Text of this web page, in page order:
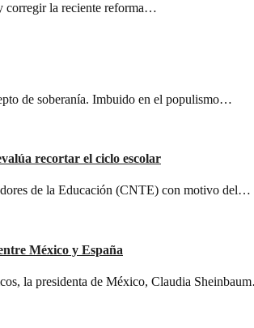
corregir la reciente reforma…
de soberanía. Imbuido en el populismo…
recortar el ciclo escolar
de la Educación (CNTE) con motivo del…
México y España
la presidenta de México, Claudia